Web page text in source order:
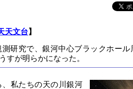
天文台 】
研究で、銀河中心ブラックホー
すが明らかになった。
私たちの天の川銀河